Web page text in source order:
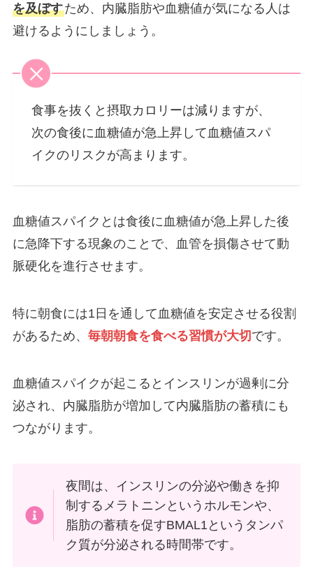
を及ぼすため、内臓脂肪や血糖値が気になる人は
避けるようにしましょう。
食事を抜くと摂取カロリーは減りますが、
次の食後に血糖値が急上昇して血糖値スパ
イクのリスクが高まります。
血糖値スパイクとは食後に血糖値が急上昇した後
に急降下する現象のことで、血管を損傷させて動
脈硬化を進行させます。
特に朝食には1日を通して血糖値を安定させる役割
があるため、 毎朝朝食を食べる習慣が大切です。
血糖値スパイクが起こるとインスリンが過剰に分
泌され、内臓脂肪が増加して内臓脂肪の蓄積にも
つながります。
夜間は、インスリンの分泌や働きを抑
制するメラトニンというホルモンや、
脂肪の蓄積を促すBMAL1というタンパ
ク質が分泌される時間帯です。